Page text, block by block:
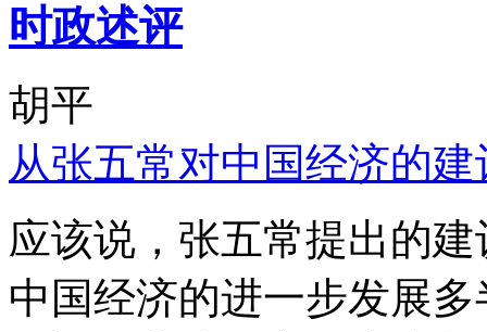
时政述评
胡平
从张五常对中国经济的
应该说，张五常提出的
中国经济的进一步发展